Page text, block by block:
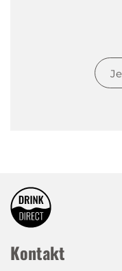
Kontakt